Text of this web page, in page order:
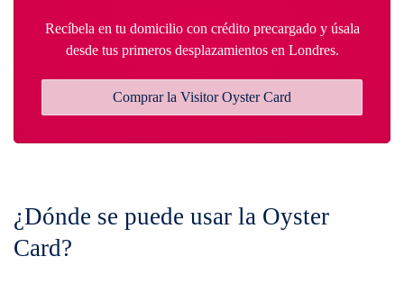
Recíbela en tu domicilio con crédito precargado y úsala
desde tus primeros desplazamientos en Londres.
Comprar la Visitor Oyster Card
¿Dónde se puede usar la Oyster
Card?